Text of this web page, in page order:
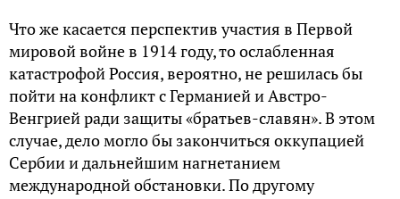
Что же касается перспектив участия в Первой
мировой войне в 1914 году, то ослабленная
катастрофой Россия, вероятно, не решилась бы
пойти на конфликт с Германией и Австро-
Венгрией ради защиты «братьев-славян». В этом
случае, дело могло бы закончиться оккупацией
Сербии и дальнейшим нагнетанием
международной обстановки. По другому